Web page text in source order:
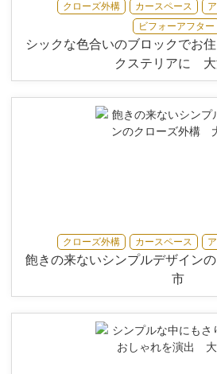
クローズ外構 カースペース
ビフォーアフター
シックな色合いのブロックでお
クステリアに
クローズ外構 カースペース
飽きの来ないシンプルデザイン
市